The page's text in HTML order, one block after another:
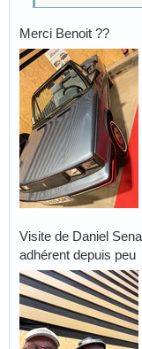
Merci Benoit ??
Visite de Daniel
adhérent depuis peu